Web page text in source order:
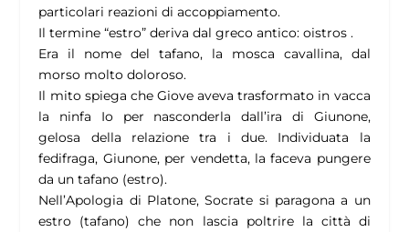
particolari reazioni di accoppiamento.
Il termine “estro” deriva dal greco antico: oistros .
Era il nome del tafano, la mosca cavallina, dal
morso molto doloroso.
Il mito spiega che Giove aveva trasformato in vacca
la ninfa Io per nasconderla dall’ira di Giunone,
gelosa della relazione tra i due. Individuata la
fedifraga, Giunone, per vendetta, la faceva pungere
da un tafano (estro).
Nell’Apologia di Platone, Socrate si paragona a un
estro (tafano) che non lascia poltrire la città di